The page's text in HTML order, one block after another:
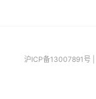
沪ICP备13007891号